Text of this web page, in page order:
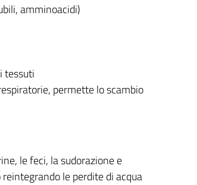
amminoacidi)
tessuti
permette lo scambio
le feci, la sudorazione e
le perdite di acqua